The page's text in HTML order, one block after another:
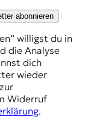
abonnieren
willigst du in
die Analyse
dich
wieder
Widerruf
.